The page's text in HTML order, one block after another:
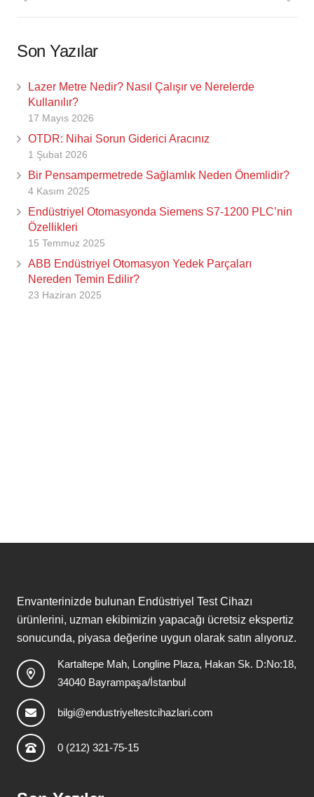
Son Yazılar
Lazer Metre Nedir? Nasıl Çalışır ve Nerelerde
Kullanılır?
17 Mayıs 2026
OTDR: Nihai Sorun Giderici Aracınız
1 Şubat 2026
Bir Pensampermetrede Sağlamlık Neden Önemlidir?
4 Kasım 2025
Endüstriyel Otomasyonda Siemens S7-1200 PLC’nin
Özellikleri
15 Temmuz 2025
ABB Endüstriyel Otomasyon Yedek Parçaları
Nereden Temin Edilir?
23 Haziran 2025
Envanterinizde bulunan Endüstriyel Test Cihazı
ürünlerini, uzman ekibimizin yapacağı ücretsiz ekspertiz
sonucunda, piyasa değerine uygun olarak satın alıyoruz.
Kartaltepe Mah, Longline Plaza, Hakan Sk. D:No:18,
34040 Bayrampaşa/İstanbul
bilgi@endustriyeltestcihazlari.com
0 (212) 321-75-15